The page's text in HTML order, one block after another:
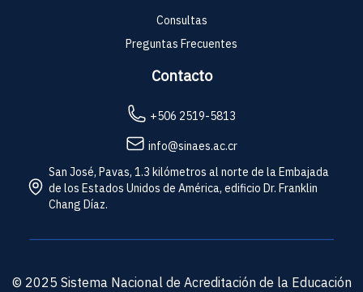
Consultas
Preguntas Frecuentes
Contacto
+506 2519-5813
info@sinaes.ac.cr
San José, Pavas, 1.3 kilómetros al norte de la Embajada
de los Estados Unidos de América, edificio Dr. Franklin
Chang Díaz.
© 2025 Sistema Nacional de Acreditación de la Educación